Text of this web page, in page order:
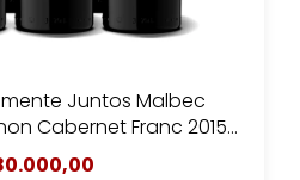
Juntos Malbec
Cabernet Franc 2015
x 6)